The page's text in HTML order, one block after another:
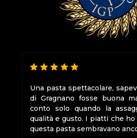
Una pasta spettacolare,
di Gragnano fosse buona
conto solo quando la
qualità e gusto. I piatti che
questa pasta sembravano